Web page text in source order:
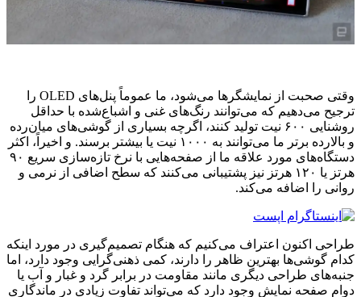
وقتی صحبت از نمایشگرها می‌شود، ما عموماً پنل‌های OLED را
ترجیح می‌دهیم که می‌توانند رنگ‌های غنی و اشباع‌شده با حداقل
روشنایی ۶۰۰ نیت تولید کنند، اگرچه بسیاری از گوشی‌های میان‌رده
و بالارده برتر ما می‌توانند به ۱۰۰۰ نیت یا بیشتر برسند. و اخیراً، اکثر
دستگاه‌های مورد علاقه ما از صفحه‌هایی با نرخ تازه‌سازی سریع ۹۰
هرتز یا ۱۲۰ هرتز نیز پشتیبانی می‌کنند که سطح اضافی از نرمی و
روانی را اضافه می‌کند.
طراحی اکنون اعتراف می‌کنیم که هنگام تصمیم‌گیری در مورد اینکه
کدام گوشی‌ها بهترین ظاهر را دارند، کمی ذهنی‌گرایی وجود دارد، اما
جنبه‌های طراحی دیگری مانند مقاومت در برابر گرد و غبار و آب یا
دوام صفحه نمایش وجود دارد که می‌تواند تفاوت زیادی در ماندگاری